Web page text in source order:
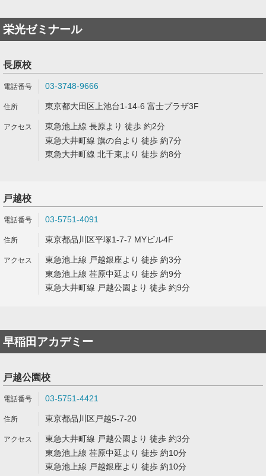
栄光ゼミナール
長原校
03-3748-9666
東京都大田区上池台1-14-6 富士プラザ3F
東急池上線 長原より 徒歩 約2分
東急大井町線 旗の台より 徒歩 約7分
東急大井町線 北千束より 徒歩 約8分
戸越校
03-5751-4091
東京都品川区平塚1-7-7 MYビル4F
東急池上線 戸越銀座より 徒歩 約3分
東急池上線 荏原中延より 徒歩 約9分
東急大井町線 戸越公園より 徒歩 約9分
早稲田アカデミー
戸越公園校
03-5751-4421
東京都品川区戸越5-7-20
東急大井町線 戸越公園より 徒歩 約3分
東急池上線 荏原中延より 徒歩 約10分
東急池上線 戸越銀座より 徒歩 約10分